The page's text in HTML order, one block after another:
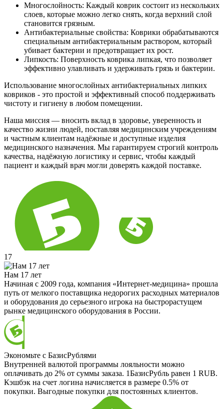
Многослойность: Каждый коврик состоит из нескольких
слоев, которые можно легко снять, когда верхний слой
становится грязным.
Антибактериальные свойства: Коврики обрабатываются
специальным антибактериальным раствором, который
убивает бактерии и предотвращает их рост.
Липкость: Поверхность коврика липкая, что позволяет
эффективно улавливать и удерживать грязь и бактерии.
Использование многослойных антибактериальных липких
ковриков - это простой и эффективный способ поддерживать
чистоту и гигиену в любом помещении.
Наша миссия — вносить вклад в здоровье, уверенность и
качество жизни людей, поставляя медицинским учреждениям
и частным клиентам надёжные и доступные изделия
медицинского назначения. Мы гарантируем строгий контроль
качества, надёжную логистику и сервис, чтобы каждый
пациент и каждый врач могли доверять каждой поставке.
17
Нам 17 лет
Начиная с 2009 года, компания «Интернет-медицина» прошла
путь от мелкого поставщика недорогих расходных материалов
и оборудования до серьезного игрока на быстрорастущем
рынке медицинского оборудования в России.
Экономьте с БазисРублями
Внутренней валютой программы лояльности можно
оплачивать до 2% от суммы заказа. 1БазисРубль равен 1 RUB.
Кэшбэк на счет логина начисляется в размере 0.5% от
покупки. Выгодные покупки для постоянных клиентов.